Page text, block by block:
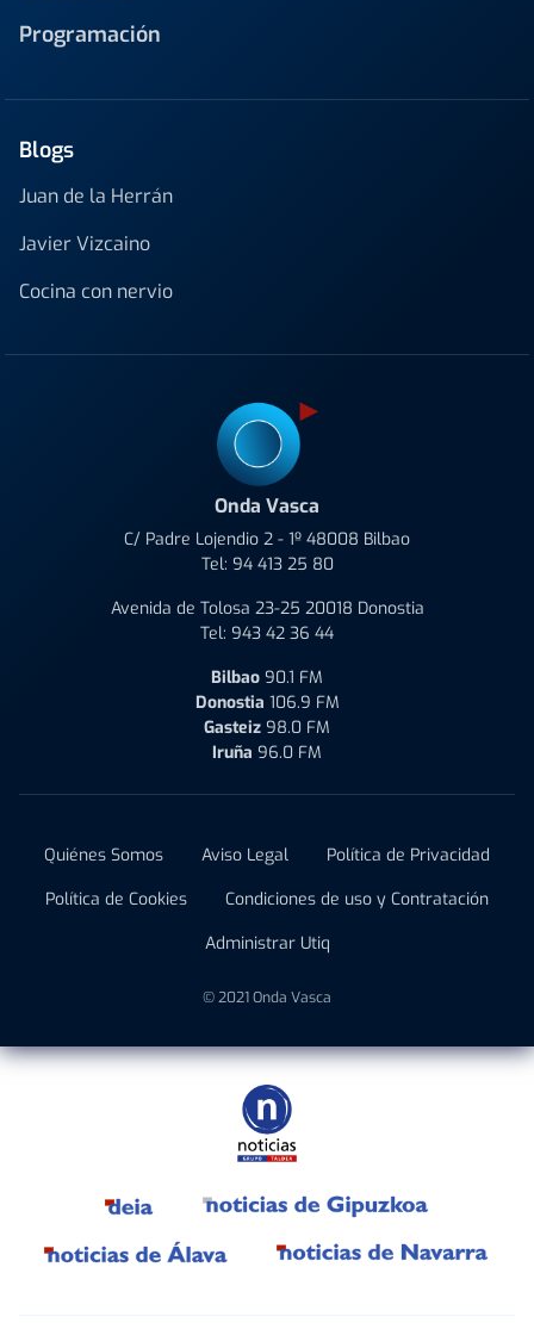
Programación
Blogs
Juan de la Herrán
Javier Vizcaino
Cocina con nervio
Onda Vasca
C/ Padre Lojendio 2 - 1º 48008 Bilbao
Tel: 94 413 25 80
Avenida de Tolosa 23-25 20018 Donostia
Tel: 943 42 36 44
Bilbao 90.1 FM
Donostia 106.9 FM
Gasteiz 98.0 FM
Iruña 96.0 FM
Quiénes Somos Aviso Legal
Política de Privacidad
Política de Cookies
Condiciones de uso y Contratación
Administrar Utiq
© 2021 Onda Vasca